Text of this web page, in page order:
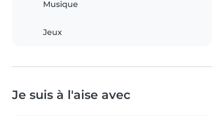
Musique
Jeux
Je suis à l'aise avec